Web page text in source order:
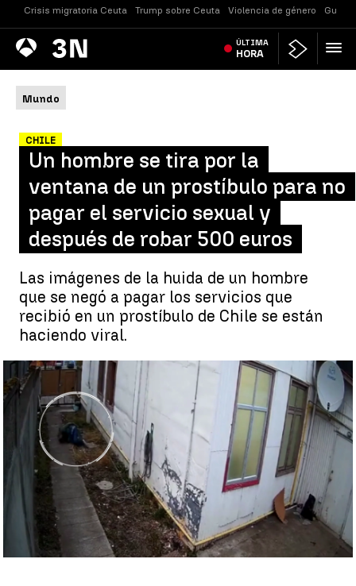
Crisis migratoria Ceuta Trump sobre Ceuta Violencia de género
Antena
3 Noticias ÚLTIMA
HORA
Mundo
CHILE
Un hombre se tira por la
ventana de un prostíbulo para no
pagar el servicio sexual y
después de robar 500 euros
Las imágenes de la huida de un hombre
que se negó a pagar los servicios que
recibió en un prostíbulo de Chile se están
haciendo viral.
Momento de la caída |A3N
Antena 3 Noticias
23 de junio de 2022, 08:44
WhatsappFacebook
X Linkedin